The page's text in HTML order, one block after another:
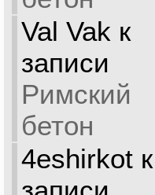
Val Vak к
записи
Римский
бетон
4eshirkotк